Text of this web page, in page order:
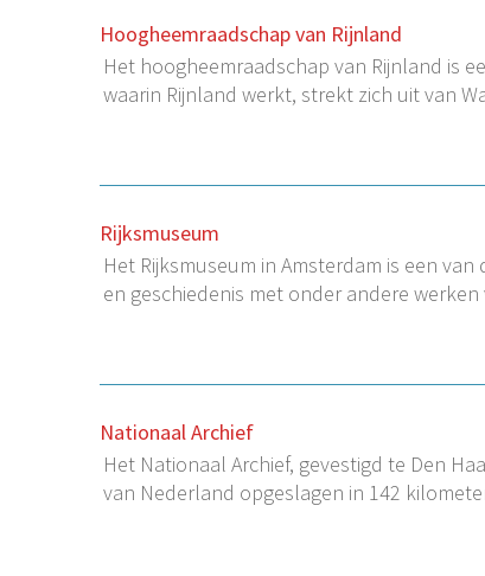
Hoogheemraadschap van Rijnland
Het hoogheemraadschap van Rijnland is
waarin Rijnland werkt, strekt zich uit van
Rijksmuseum
Het Rijksmuseum in Amsterdam is een
en geschiedenis met onder andere
Nationaal Archief
Het Nationaal Archief, gevestigd te Den
van Nederland opgeslagen in 142